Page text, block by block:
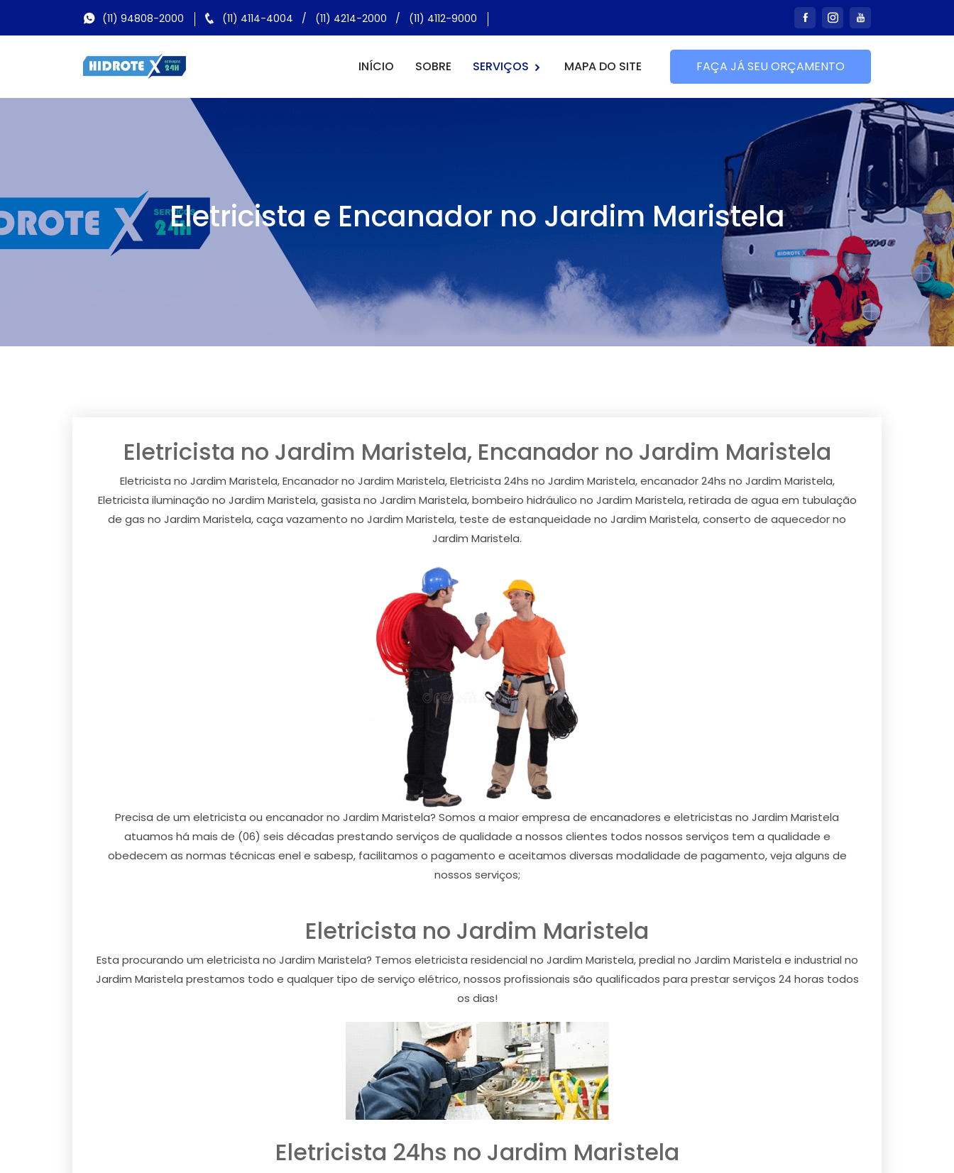
(11) 94808-2000 (11) 4114-4004 / (11) 4214-2000 / (11) 4112-9000
INÍCIO SOBRE SERVIÇOS MAPA DO SITE FAÇA JÁ SEU ORÇAMENTO
Eletricista e Encanador no Jardim Maristela
Eletricista no Jardim Maristela, Encanador no Jardim Maristela
Eletricista no Jardim Maristela, Encanador no Jardim Maristela, Eletricista 24hs no Jardim Maristela, encanador 24hs no Jardim Maristela,
Eletricista iluminação no Jardim Maristela, gasista no Jardim Maristela, bombeiro hidráulico no Jardim Maristela, retirada de agua em tubulação
de gas no Jardim Maristela, caça vazamento no Jardim Maristela, teste de estanqueidade no Jardim Maristela, conserto de aquecedor no
Jardim Maristela.
Precisa de um eletricista ou encanador no Jardim Maristela? Somos a maior empresa de encanadores e eletricistas no Jardim Maristela
atuamos há mais de (06) seis décadas prestando serviços de qualidade a nossos clientes todos nossos serviços tem a qualidade e
obedecem as normas técnicas enel e sabesp, facilitamos o pagamento e aceitamos diversas modalidade de pagamento, veja alguns de
nossos serviços;
Eletricista no Jardim Maristela
Esta procurando um eletricista no Jardim Maristela? Temos eletricista residencial no Jardim Maristela, predial no Jardim Maristela e industrial no
Jardim Maristela prestamos todo e qualquer tipo de serviço elétrico, nossos profissionais são qualificados para prestar serviços 24 horas todos
os dias!
Eletricista 24hs no Jardim Maristela